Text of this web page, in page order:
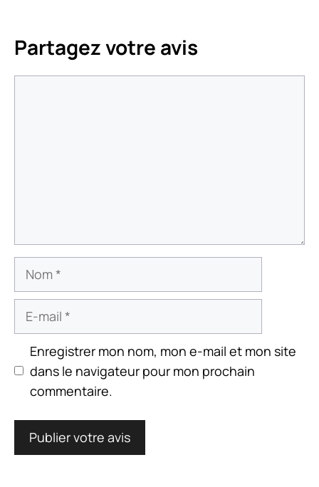
Partagez votre avis
Nom
Enregistrer mon nom, mon e-mail et mon site
dans le navigateur pour mon prochain
commentaire.